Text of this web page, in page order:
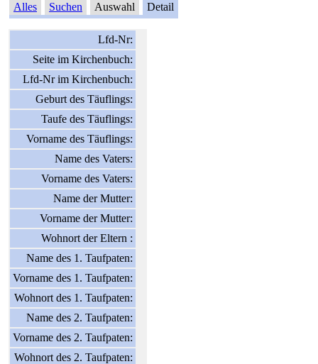
Alles Suchen Auswahl Detail
Lfd-Nr:
Seite im Kirchenbuch:
Lfd-Nr im Kirchenbuch:
Geburt des Täuflings:
Taufe des Täuflings:
Vorname des Täuflings:
Name des Vaters:
Vorname des Vaters:
Name der Mutter:
Vorname der Mutter:
Wohnort der Eltern :
Name des 1. Taufpaten:
Vorname des 1. Taufpaten:
Wohnort des 1. Taufpaten:
Name des 2. Taufpaten:
Vorname des 2. Taufpaten:
Wohnort des 2. Taufpaten: